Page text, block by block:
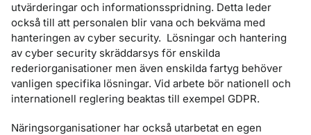
utvärderingar och informationsspridning. Detta leder
också till att personalen blir vana och bekväma med
hanteringen av cyber security. Lösningar och hantering
av cyber security skräddarsys för enskilda
rederiorganisationer men även enskilda fartyg behöver
vanligen specifika lösningar. Vid arbete bör nationell och
internationell reglering beaktas till exempel GDPR.
Näringsorganisationer har också utarbetat en egen